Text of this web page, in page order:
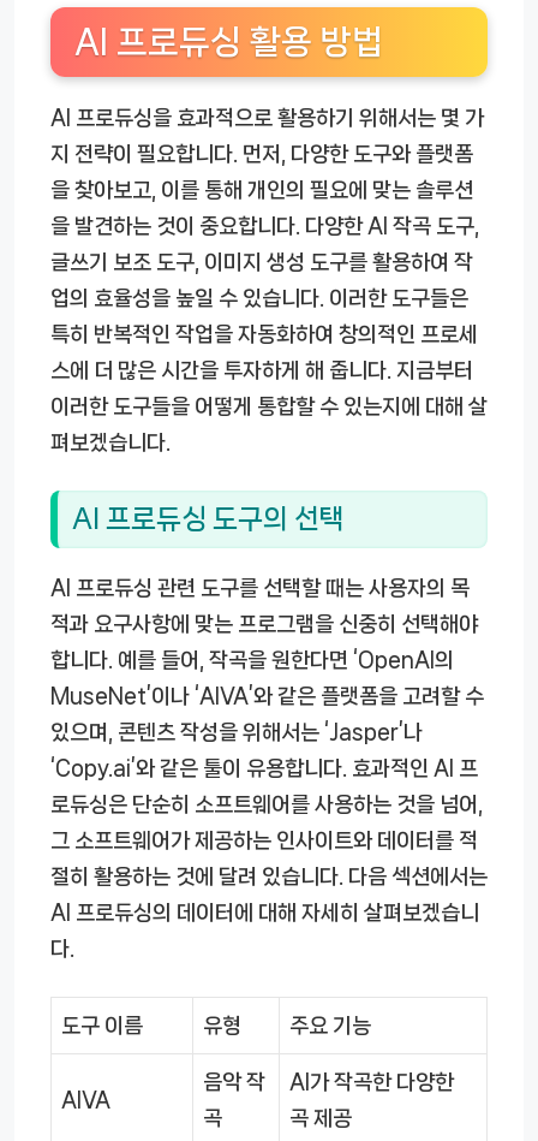
AI 프로듀싱 활용 방법
AI 프로듀싱을 효과적으로 활용하기 위해서는 몇 가
지 전략이 필요합니다. 먼저, 다양한 도구와 플랫폼
을 찾아보고, 이를 통해 개인의 필요에 맞는 솔루션
을 발견하는 것이 중요합니다. 다양한 AI 작곡 도구,
글쓰기 보조 도구, 이미지 생성 도구를 활용하여 작
업의 효율성을 높일 수 있습니다. 이러한 도구들은
특히 반복적인 작업을 자동화하여 창의적인 프로세
스에 더 많은 시간을 투자하게 해 줍니다. 지금부터
이러한 도구들을 어떻게 통합할 수 있는지에 대해 살
펴보겠습니다.
AI 프로듀싱 도구의 선택
AI 프로듀싱 관련 도구를 선택할 때는 사용자의 목
적과 요구사항에 맞는 프로그램을 신중히 선택해야
합니다. 예를 들어, 작곡을 원한다면 ‘OpenAI의
MuseNet’이나 ‘AIVA’와 같은 플랫폼을 고려할 수
있으며, 콘텐츠 작성을 위해서는 ‘Jasper’나
‘Copy.ai’와 같은 툴이 유용합니다. 효과적인 AI 프
로듀싱은 단순히 소프트웨어를 사용하는 것을 넘어,
그 소프트웨어가 제공하는 인사이트와 데이터를 적
절히 활용하는 것에 달려 있습니다. 다음 섹션에서는
AI 프로듀싱의 데이터에 대해 자세히 살펴보겠습니
다.
도구 이름 유형 주요 기능
AIVA
음악 작
곡
AI가 작곡한 다양한
곡 제공